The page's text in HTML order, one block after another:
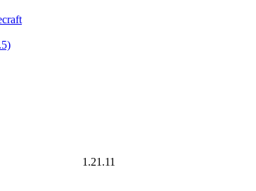
1.21.11